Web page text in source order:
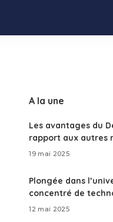
A la une
Les avantages du
rapport aux autres
19 mai 2025
Plongée dans
concentré de
12 mai 2025